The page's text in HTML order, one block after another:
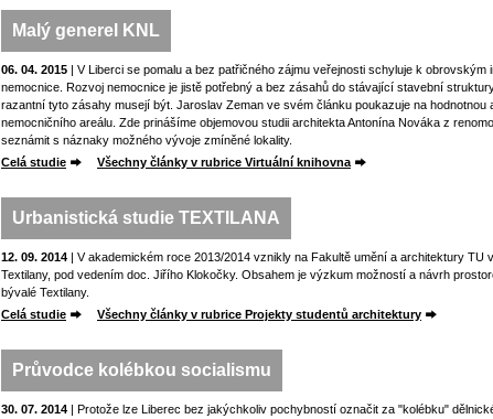
Malý generel KNL
06. 04. 2015 | V Liberci se pomalu a bez patřičného zájmu veřejnosti schyluje k
nemocnice. Rozvoj nemocnice je jistě potřebný a bez zásahů do stávající stavební
razantní tyto zásahy musejí být. Jaroslav Zeman ve svém článku poukazuje na
nemocničního areálu. Zde prinášíme objemovou studii architekta Antonína Nováka z
seznámit s náznaky možného vývoje zmíněné lokality.
Celá studie
Všechny články v rubrice Virtuální knihovna
Urbanistická studie TEXTILANA
12. 09. 2014 | V akademickém roce 2013/2014 vznikly na Fakultě umění a architektury TU
Textilany, pod vedením doc. Jiřího Klokočky. Obsahem je výzkum možností a návrh
bývalé Textilany.
Celá studie
Všechny články v rubrice Projekty studentů architektury
Průvodce kolébkou socialismu
30. 07. 2014 | Protože lze Liberec bez jakýchkoliv pochybností označit za "kolébku"